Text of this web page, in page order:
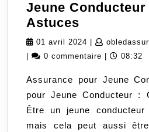
Jeune
Astuces
de
Jeune
:
Conseils
01 avril 2024 01
avril
|
|
0 commentaire | 08:32
Assurance pour Jeune
pour Jeune Conducteur :
Être un jeune
mais cela peut aussi